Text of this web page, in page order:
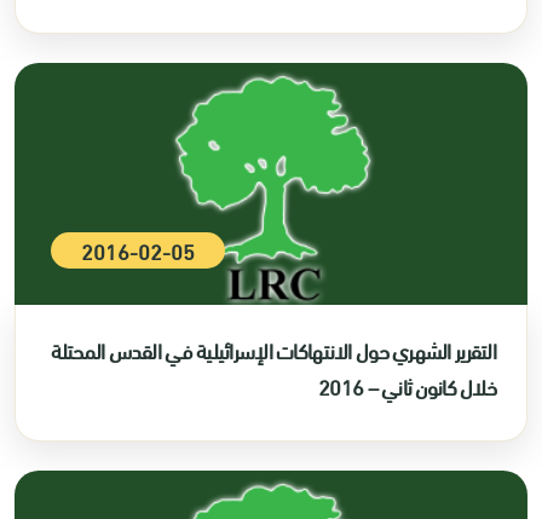
2016-02-05
التقرير الشهري حول الانتهاكات الإسرائيلية في القدس المحتلة
خلال كانون ثاني – 2016